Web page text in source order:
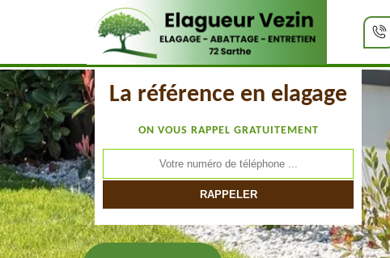
La référence en elagage
ON VOUS RAPPEL GRATUITEMENT